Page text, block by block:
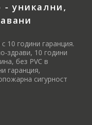
- уникални,
10 години гаранция.
здрави, 10 години
без PVC в
гаранция,
сигурност